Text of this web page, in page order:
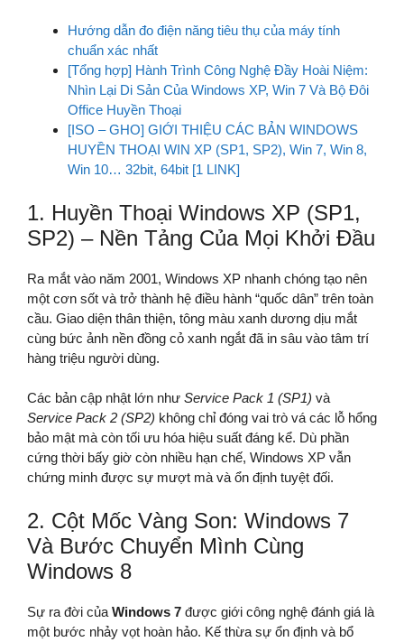
Hướng dẫn đo điện năng tiêu thụ của máy tính
chuẩn xác nhất
[Tổng hợp] Hành Trình Công Nghệ Đầy Hoài Niệm:
Nhìn Lại Di Sản Của Windows XP, Win 7 Và Bộ Đôi
Office Huyền Thoại
[ISO – GHO] GIỚI THIỆU CÁC BẢN WINDOWS
HUYỀN THOẠI WIN XP (SP1, SP2), Win 7, Win 8,
Win 10… 32bit, 64bit [1 LINK]
1. Huyền Thoại Windows XP (SP1,
SP2) – Nền Tảng Của Mọi Khởi Đầu
Ra mắt vào năm 2001, Windows XP nhanh chóng tạo nên
một cơn sốt và trở thành hệ điều hành “quốc dân” trên toàn
cầu. Giao diện thân thiện, tông màu xanh dương dịu mắt
cùng bức ảnh nền đồng cỏ xanh ngắt đã in sâu vào tâm trí
hàng triệu người dùng.
Các bản cập nhật lớn như Service Pack 1 (SP1) và
Service Pack 2 (SP2) không chỉ đóng vai trò vá các lỗ hổng
bảo mật mà còn tối ưu hóa hiệu suất đáng kể. Dù phần
cứng thời bấy giờ còn nhiều hạn chế, Windows XP vẫn
chứng minh được sự mượt mà và ổn định tuyệt đối.
2. Cột Mốc Vàng Son: Windows 7
Và Bước Chuyển Mình Cùng
Windows 8
Sự ra đời của Windows 7 được giới công nghệ đánh giá là
một bước nhảy vọt hoàn hảo. Kế thừa sự ổn định và bổ